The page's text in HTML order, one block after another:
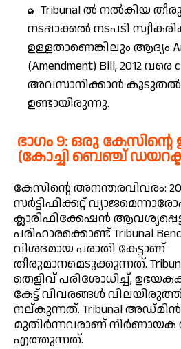
Tribunal ൽ നൽകിയ
നടപ്പാക്കൽ നടപടി
ഉള്ളതാണെങ്കിലും ആദ്യം
(Amendment) Bill, 2012 വരെ
അവസാനിക്കാൻ കൂടുതൽ
ഉണ്ടായിരുന്നു.
ഭാഗം 9: ഒരു
(കോച്ചി ബെഞ്ച്
കേസിന്റെ അനന്തരവിവരം:
സർട്ടിഫിക്കറ്റ്
ക്ലാരിഫിക്കേഷൻ
പരിഹാരക്കൊണ്ട് Tribunal
വിശദമായ പരാതി കേട്ടാണ്
തീരുമാനമെടുക്കുന്നത്.
തെളിവ് പരിശോധിച്ച്,
കേട്ട് വിവരങ്ങൾ
നല്കുന്നത്. Tribunal
മുതിർന്നവരാണ് നിർണായക
എത്തുന്നത്.